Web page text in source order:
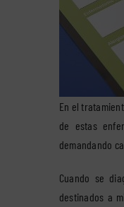
En el
de estas
demandando
Cuando se
destinados a